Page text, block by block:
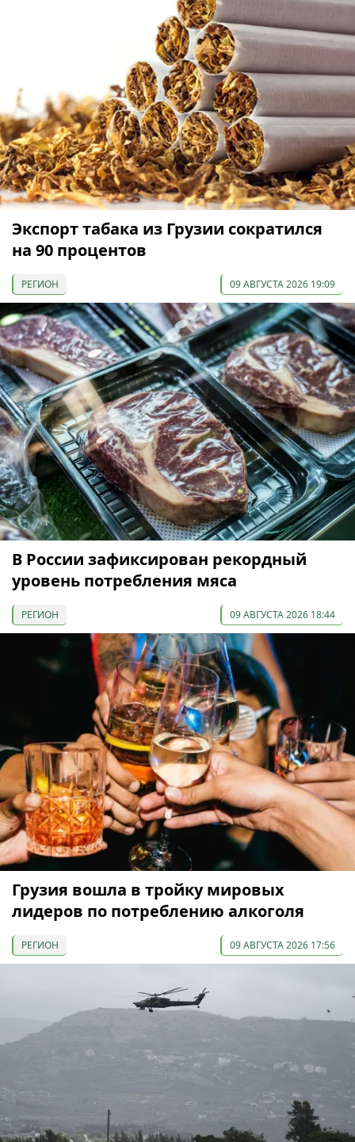
Экспорт табака из Грузии сократился
на 90 процентов
РЕГИОН 09 АВГУСТА 2026 19:09
В России зафиксирован рекордный
уровень потребления мяса
РЕГИОН 09 АВГУСТА 2026 18:44
Грузия вошла в тройку мировых
лидеров по потреблению алкоголя
РЕГИОН 09 АВГУСТА 2026 17:56